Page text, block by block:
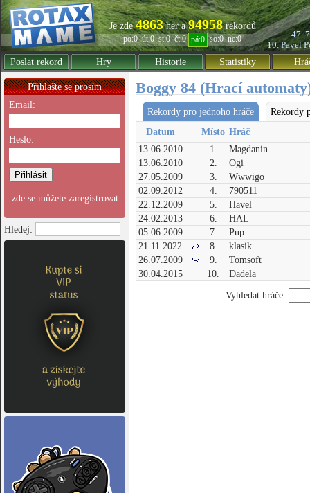
Je zde4863her a94958rekordů
po:0 út:0 st:0 čt:0 pá:0 so:0 ne:0
47.
10. Pavel
Poslat rekord
Hry Historie Statistiky
Přihlašte se prosím
Email:
Heslo:
zde se můžete zaregistrovat
Hledej:
Boggy 84 (Hrací
Rekordy pro jednoho hráče
Rekordy
Datum
Místo Hráč
13.06.2010
1.
Magdanin
13.06.2010
2.
Ogi
27.05.2009
3.
Wwwigo
02.09.2012
4.
790511
22.12.2009
5.
Havel
24.02.2013
6.
HAL
05.06.2009
7.
Pup
21.11.2022
8.
klasik
26.07.2009
9.
Tomsoft
30.04.2015
10. Dadela
Vyhledat hráče: